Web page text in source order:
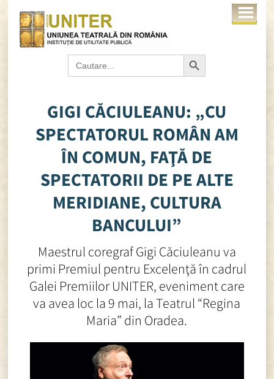
Search
for:
Search Button
GIGI CĂCIULEANU: „CU
SPECTATORUL ROMÂN AM
ÎN COMUN, FAŢĂ DE
SPECTATORII DE PE ALTE
MERIDIANE, CULTURA
BANCULUI”
Maestrul coregraf Gigi Căciuleanu va
primi Premiul pentru Excelenţă în cadrul
Galei Premiilor UNITER, eveniment care
va avea loc la 9 mai, la Teatrul “Regina
Maria” din Oradea.